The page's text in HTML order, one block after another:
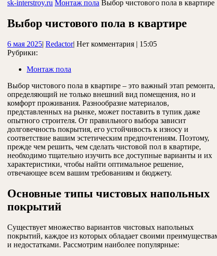
sk-interstroy.ru Монтаж пола Выбор чистового пола в квартире
Выбор чистового пола в квартире
6 мая 20256| RedactorRedactor
| Нет комментария | 15:05
Рубрики:
Монтаж пола
Выбор чистового пола в квартире – это важный этап ремонта,
определяющий не только внешний вид помещения, но и
комфорт проживания. Разнообразие материалов,
представленных на рынке, может поставить в тупик даже
опытного строителя. От правильного выбора зависит
долговечность покрытия, его устойчивость к износу и
соответствие вашим эстетическим предпочтениям. Поэтому,
прежде чем решить, чем сделать чистовой пол в квартире,
необходимо тщательно изучить все доступные варианты и их
характеристики, чтобы найти оптимальное решение,
отвечающее всем вашим требованиям и бюджету.
Основные типы чистовых напольных
покрытий
Существует множество вариантов чистовых напольных
покрытий, каждое из которых обладает своими
и недостатками. Рассмотрим наиболее популярные: